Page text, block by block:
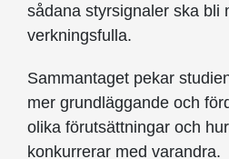
sådana styrsignaler ska bli
verkningsfulla.
Sammantaget pekar
mer grundläggande och
olika förutsättningar och
konkurrerar med varandra.